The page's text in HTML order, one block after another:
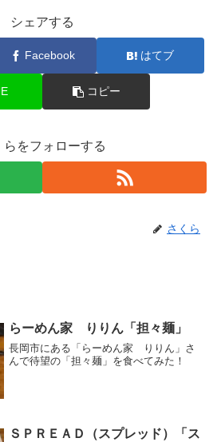
シェアする
Facebook はてブ
コピー
らをフォローする
さくら
らーめん家 りりん「担々麺」
長岡市にある「らーめん家 りりん」さ
んで待望の「担々麺」を食べてみた！
ＳＰＲＥＡＤ（スプレッド）「ス